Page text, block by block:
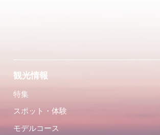
観光情報
特集
スポット・体験
モデルコース